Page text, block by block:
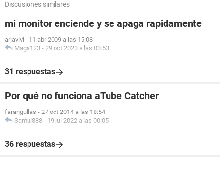
Discusiones similares
mi monitor enciende y se apaga rapidamente
arjavivi - 11 abr 2009 a las 15:08
Maga123 - 29 oct 2023 a las 03:53
31 respuestas
Por qué no funciona aTube Catcher
farangullas - 27 oct 2014 a las 18:54
Samul888 - 19 jul 2022 a las 00:05
36 respuestas